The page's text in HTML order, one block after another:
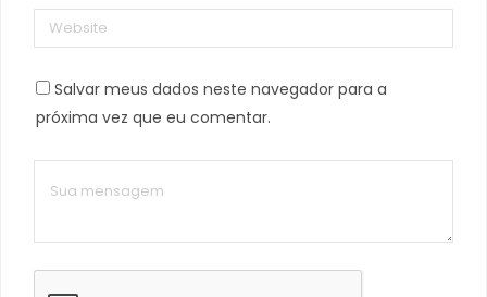
Website
Salvar meus dados neste navegador para a
próxima vez que eu comentar.